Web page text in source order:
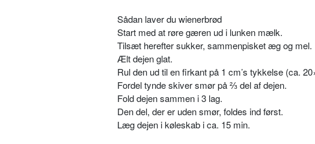
Sådan laver du wienerbrød
Start med at røre gæren ud i lunken mælk.
Tilsæt herefter sukker, sammenpisket æg og mel.
Ælt dejen glat.
Rul den ud til en firkant på 1 cm’s tykkelse (ca.
Fordel tynde skiver smør på⅔del af dejen.
Fold dejen sammen i 3 lag.
Den del, der er uden smør, foldes ind først.
Læg dejen i køleskab i ca. 15 min.